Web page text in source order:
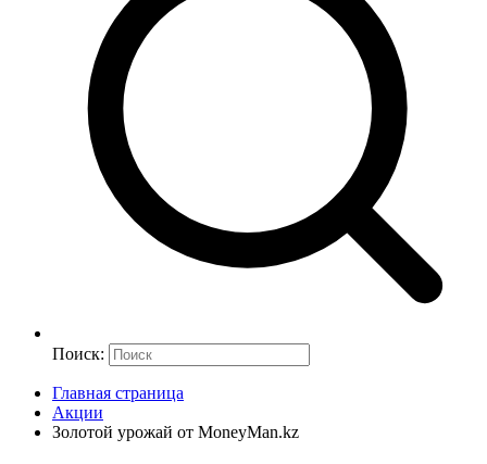
Поиск:
Главная страница
Акции
Золотой урожай от MoneyMan.kz